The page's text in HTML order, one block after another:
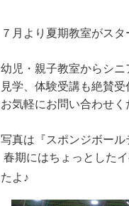
７月より夏期教室がスタ
幼児・親子教室からシニ
見学、体験受講も絶賛受
お気軽にお問い合わせく
写真は『スポンジボール
春期にはちょっとした
たよ♪